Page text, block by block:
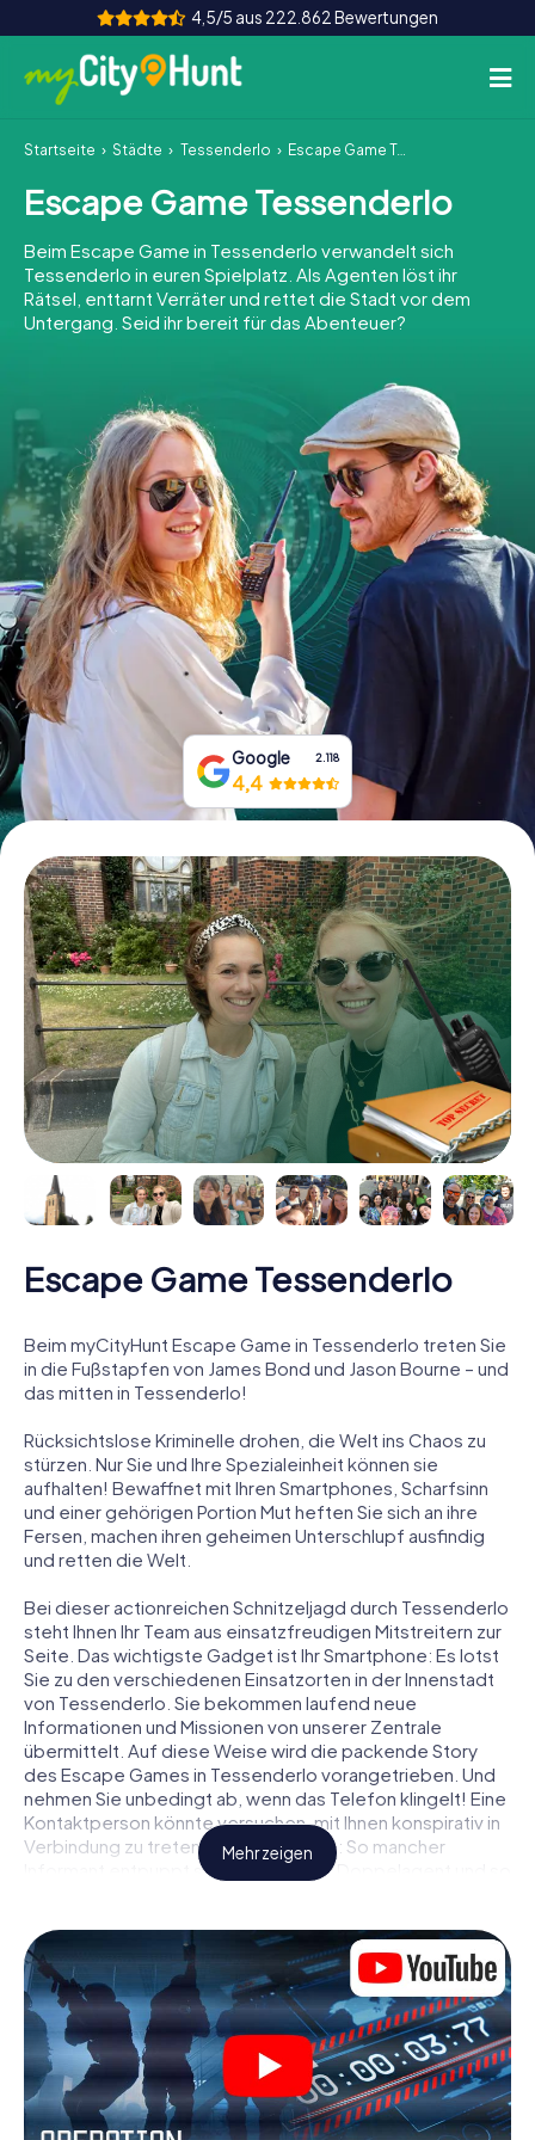
4,5/5 aus 222.862 Bewertungen
So funktioniert's
Städte
Touren
Teamevent
INT AT CH
DE
ES
FR UK
IE
IT
NL
Tickets buchen
Gutscheine bestellen
Startseite Städte Tessenderlo Escape Game Tessenderlo
Escape Game Tessenderlo
Beim Escape Game in Tessenderlo verwandelt sich
Tessenderlo in euren Spielplatz. Als Agenten löst ihr
Rätsel, enttarnt Verräter und rettet die Stadt vor dem
Untergang. Seid ihr bereit für das Abenteuer?
Google 2.118
4,4
Escape Game Tessenderlo
Beim myCityHunt Escape Game in Tessenderlo treten Sie
in die Fußstapfen von James Bond und Jason Bourne – und
das mitten in Tessenderlo!
Rücksichtslose Kriminelle drohen, die Welt ins Chaos zu
stürzen. Nur Sie und Ihre Spezialeinheit können sie
aufhalten! Bewaffnet mit Ihren Smartphones, Scharfsinn
und einer gehörigen Portion Mut heften Sie sich an ihre
Fersen, machen ihren geheimen Unterschlupf ausfindig
und retten die Welt.
Bei dieser actionreichen Schnitzeljagd durch Tessenderlo
steht Ihnen Ihr Team aus einsatzfreudigen Mitstreitern zur
Seite. Das wichtigste Gadget ist Ihr Smartphone: Es lotst
Sie zu den verschiedenen Einsatzorten in der Innenstadt
von Tessenderlo. Sie bekommen laufend neue
Informationen und Missionen von unserer Zentrale
übermittelt. Auf diese Weise wird die packende Story
des Escape Games in Tessenderlo vorangetrieben. Und
nehmen Sie unbedingt ab, wenn das Telefon klingelt! Eine
Kontaktperson könnte versuchen, mit Ihnen konspirativ in
Verbindung zu treten … Doch Vorsicht: So mancher
Informant entpuppt sich als dubioser Doppelagent und so
und vor allem: Vertrauen Sie niemandem!
Anders als in einem klassischen Escape Room in
Tessenderlo sind Sie also nicht in ein Zimmer eingesperrt,
aus dem Sie sich in einem vorgegebenen Zeitfenster
befreien müssen. Diese Smartphone Schnitzeljagd erklärt
ganz Tessenderlo zu Ihrem persönlichen Spielfeld! Die
technische Voraussetzung für Ihr Agentenabenteuer in
Tessenderlo: Ein Smartphone mit Zugang ins mobile
Mehr zeigen